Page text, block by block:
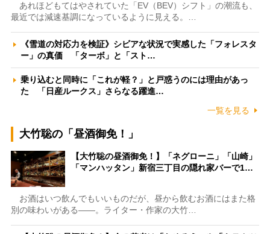
あれほどもてはやされていた「EV（BEV）シフト」の潮流も、
最近では減速基調になっているように見える。…
《雪道の対応力を検証》シビアな状況で実感した「フォレスタ
ー」の真価 「ターボ」と「スト…
乗り込むと同時に「これが軽？」と戸惑うのには理由があっ
た 「日産ルークス」さらなる躍進…
一覧を見る
大竹聡の「昼酒御免！」
【大竹聡の昼酒御免！】「ネグローニ」「山崎」
「マンハッタン」新宿三丁目の隠れ家バーで1…
お酒はいつ飲んでもいいものだが、昼から飲むお酒にはまた格
別の味わいがある――。ライター・作家の大竹…